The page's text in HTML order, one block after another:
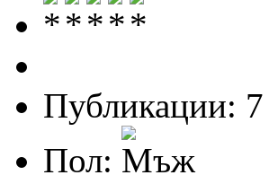
Публикации:
Пол: